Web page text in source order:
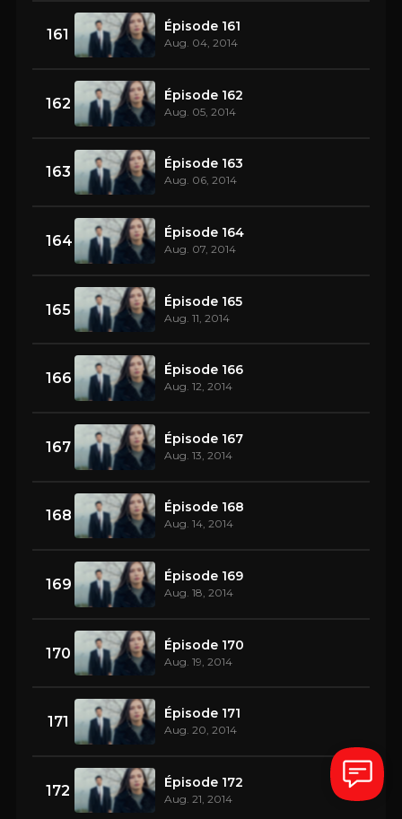
161 Épisode 161
Aug. 04, 2014
162 Épisode 162
Aug. 05, 2014
163 Épisode 163
Aug. 06, 2014
164 Épisode 164
Aug. 07, 2014
165 Épisode 165
Aug. 11, 2014
166 Épisode 166
Aug. 12, 2014
167 Épisode 167
Aug. 13, 2014
168 Épisode 168
Aug. 14, 2014
169 Épisode 169
Aug. 18, 2014
170 Épisode 170
Aug. 19, 2014
171 Épisode 171
Aug. 20, 2014
172 Épisode 172
Aug. 21, 2014